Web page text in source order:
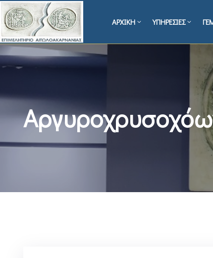
ΑΡΧΙΚΗ ΥΠΗΡΕΣΙΕΣ